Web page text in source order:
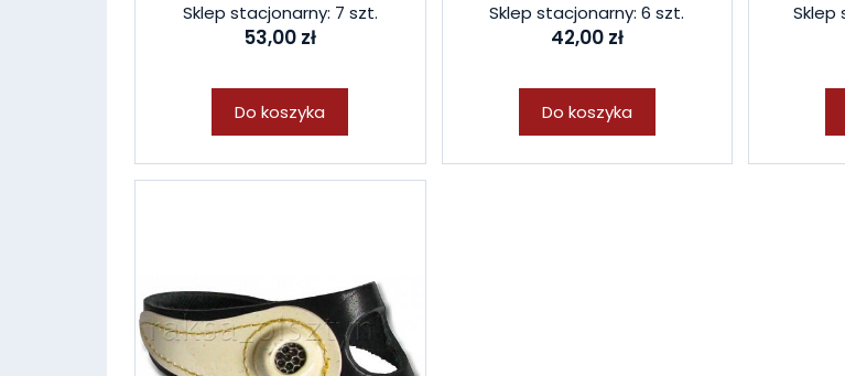
Sklep stacjonarny: 7 szt.
53,00 zł
Do koszyka
Sklep stacjonarny: 6 szt.
42,00 zł
Do koszyka
Sklep